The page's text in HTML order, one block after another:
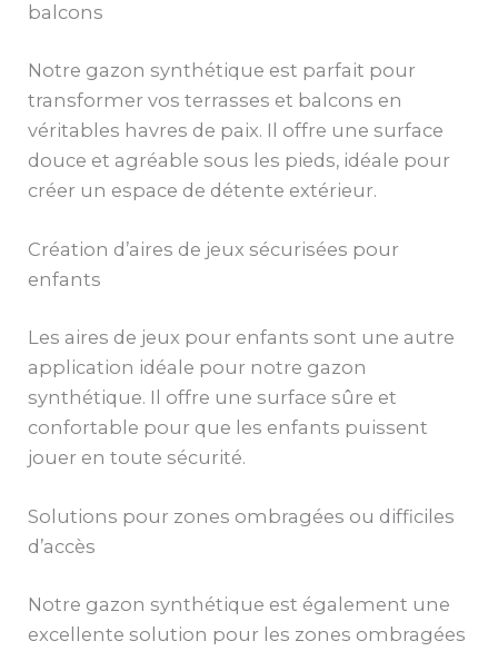
balcons
Notre gazon synthétique est parfait pour
transformer vos terrasses et balcons en
véritables havres de paix. Il offre une surface
douce et agréable sous les pieds, idéale pour
créer un espace de détente extérieur.
Création d’aires de jeux sécurisées pour
enfants
Les aires de jeux pour enfants sont une autre
application idéale pour notre gazon
synthétique. Il offre une surface sûre et
confortable pour que les enfants puissent
jouer en toute sécurité.
Solutions pour zones ombragées ou difficiles
d’accès
Notre gazon synthétique est également une
excellente solution pour les zones ombragées